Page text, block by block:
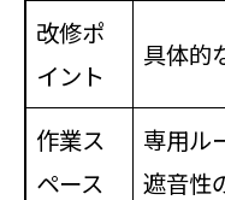
改修ポ
イント
具体的
作業ス
ペース
専用ル
遮音性